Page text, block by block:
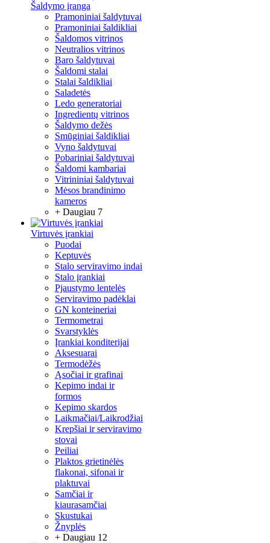
Šaldymo įranga
Pramoniniai šaldytuvai
Pramoniniai šaldikliai
Šaldomos vitrinos
Neutralios vitrinos
Baro šaldytuvai
Šaldomi stalai
Stalai šaldikliai
Saladetės
Ledo generatoriai
Ingredientų vitrinos
Šaldymo dežės
Smūginiai šaldikliai
Vyno šaldytuvai
Pobariniai šaldytuvai
Šaldomi kambariai
Vitrininiai šaldytuvai
Mėsos brandinimo
kameros
+ Daugiau 7
Virtuvės įrankiai
Puodai
Keptuvės
Stalo serviravimo indai
Stalo įrankiai
Pjaustymo lentelės
Serviravimo padėklai
GN konteineriai
Termometrai
Svarstyklės
Įrankiai konditerijai
Aksesuarai
Termodėžės
Ąsočiai ir grafinai
Kepimo indai ir
formos
Kepimo skardos
Laikmačiai/Laikrodžiai
Krepšiai ir serviravimo
stovai
Peiliai
Plaktos grietinėlės
flakonai, sifonai ir
plaktuvai
Samčiai ir
kiaurasamčiai
Skustukai
Žnyplės
+ Daugiau 12